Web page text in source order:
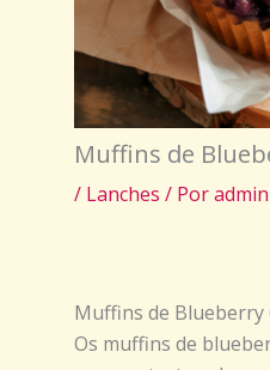
Muffins de
/ Lanches / Poradmin
Muffins de Blueberry
Os muffins de